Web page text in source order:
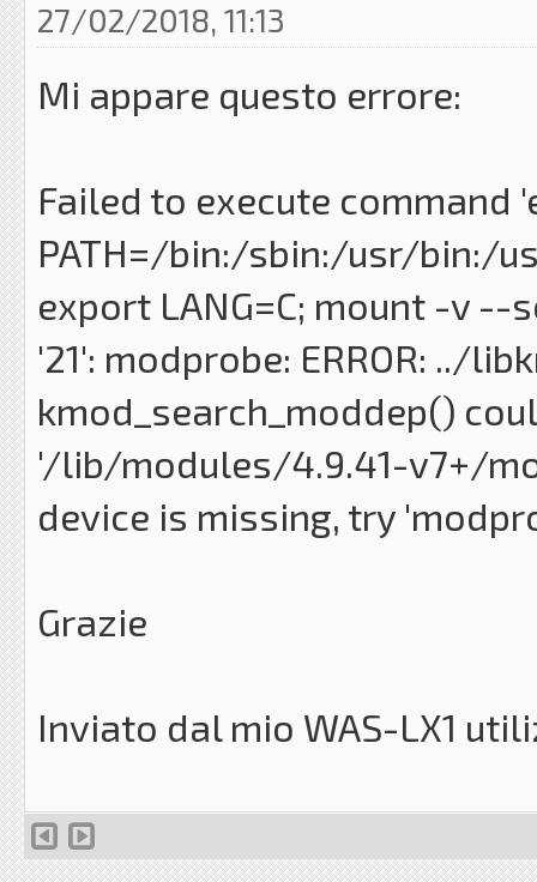
27/02/2018, 11:13
Mi appare questo errore:
Failed to execute command
PATH=/bin:/sbin:/usr/bin:/
export LANG=C; mount -v
'21': modprobe: ERROR: ../
kmod_search_moddep()
'/lib/modules/4.9.41-v7+/
device is missing, try
Grazie
Inviato dal mio WAS-LX1